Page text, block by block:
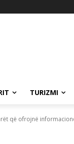
TURIZMI
që ofrojnë